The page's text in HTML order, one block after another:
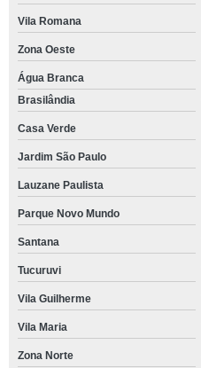
Vila Romana
Zona Oeste
Água Branca
Brasilândia
Casa Verde
Jardim São Paulo
Lauzane Paulista
Parque Novo Mundo
Santana
Tucuruvi
Vila Guilherme
Vila Maria
Zona Norte